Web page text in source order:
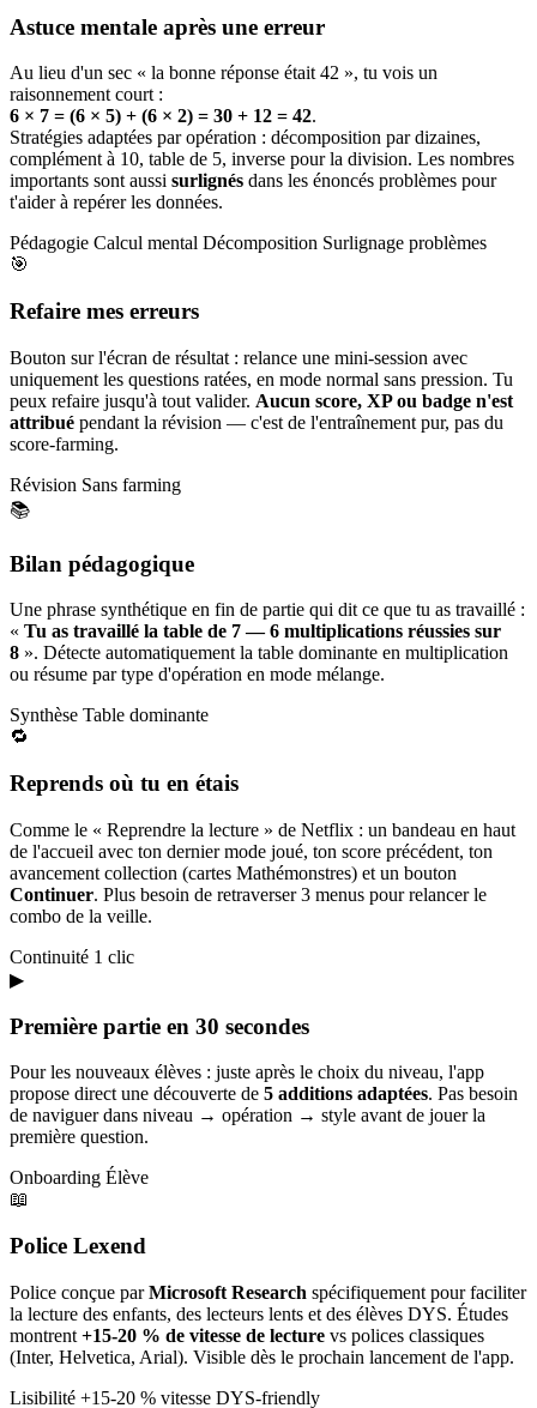
Astuce mentale après une erreur
Au lieu d'un sec « la bonne réponse était 42 », tu vois un
raisonnement court :
6 × 7 = (6 × 5) + (6 × 2) = 30 + 12 = 42.
Stratégies adaptées par opération : décomposition par dizaines,
complément à 10, table de 5, inverse pour la division. Les nombres
importants sont aussi surlignés dans les énoncés problèmes pour
t'aider à repérer les données.
Pédagogie Calcul mental Décomposition Surlignage problèmes
🎯
Refaire mes erreurs
Bouton sur l'écran de résultat : relance une mini-session avec
uniquement les questions ratées, en mode normal sans pression. Tu
peux refaire jusqu'à tout valider. Aucun score, XP ou badge n'est
attribué pendant la révision — c'est de l'entraînement pur, pas du
score-farming.
Révision Sans farming
📚
Bilan pédagogique
Une phrase synthétique en fin de partie qui dit ce que tu as travaillé :
« Tu as travaillé la table de 7 — 6 multiplications réussies sur
8 ». Détecte automatiquement la table dominante en multiplication
ou résume par type d'opération en mode mélange.
Synthèse Table dominante
🔁
Reprends où tu en étais
Comme le « Reprendre la lecture » de Netflix : un bandeau en haut
de l'accueil avec ton dernier mode joué, ton score précédent, ton
avancement collection (cartes Mathémonstres) et un bouton
Continuer. Plus besoin de retraverser 3 menus pour relancer le
combo de la veille.
Continuité 1 clic
▶
Première partie en 30 secondes
Pour les nouveaux élèves : juste après le choix du niveau, l'app
propose direct une découverte de 5 additions adaptées. Pas besoin
de naviguer dans niveau → opération → style avant de jouer la
première question.
Onboarding Élève
📖
Police Lexend
Police conçue parMicrosoft Research spécifiquement pour faciliter
la lecture des enfants, des lecteurs lents et des élèves DYS. Études
montrent +15-20 % de vitesse de lecture vs polices classiques
(Inter, Helvetica, Arial). Visible dès le prochain lancement de l'app.
Lisibilité +15-20 % vitesse DYS-friendly